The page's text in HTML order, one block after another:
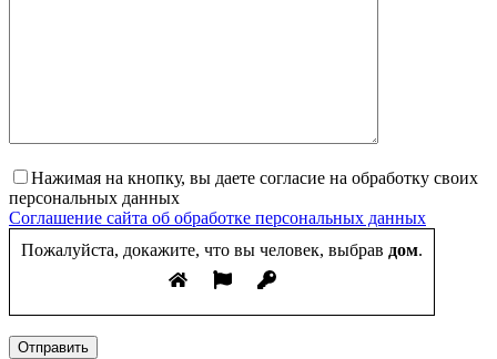
Нажимая на кнопку, вы даете согласие на обработку своих
персональных данных
Соглашение сайта об обработке персональных данных
Пожалуйста, докажите, что вы человек, выбрав дом.
Отправить